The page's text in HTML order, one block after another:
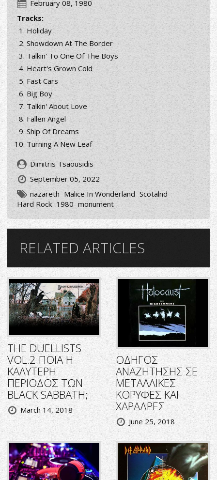
February 08, 1980
Tracks:
Holiday
Showdown At The Border
Talkin' To One Of The Boys
Heart's Grown Cold
Fast Cars
Big Boy
Talkin' About Love
Fallen Angel
Ship Of Dreams
Turning A New Leaf
Dimitris Tsaousidis
September 05, 2022
nazareth Malice In Wonderland Scotalnd
Hard Rock 1980 monument
RELATED ARTICLES
THE DUELLISTS
VOL.2 ΠΟΙΑ Η
ΚΑΛΥΤΕΡΗ
ΠΕΡΙΟΔΟΣ ΤΩΝ
BLACK SABBATH;
March 14, 2018
ΟΔΗΓΟΣ
ΑΝΑΖΗΤΗΣΗΣ ΣΕ
ΜΕΤΑΛΛΙΚΕΣ
ΚΟΡΥΦΕΣ ΚΑΙ
ΧΑΡΑΔΡΕΣ
June 25, 2018